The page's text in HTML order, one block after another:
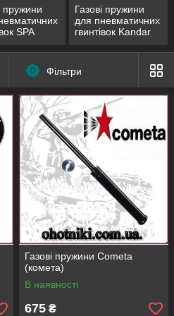
затребувані прилади для
для оптовиків.
інструкцію з
пружин в домашніх умовах.
відповімо на будь-які
питання.
професіоналам
в нашій
→
пружини
SPA
Газові пружини
для пневматичних
гвинтівок Kandar
0 Фільтри
Газові пружини Cometa
(комета)
В наявності
675 ₴